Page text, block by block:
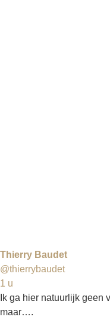
Thierry Baudet
@thierrybaudet
1 u
Ik ga hier natuurlijk geen
maar….